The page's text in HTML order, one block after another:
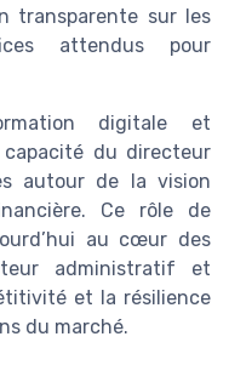
transparente sur les
attendus pour
digitale et
capacité du directeur
autour de la vision
Ce rôle de
au cœur des
administratif et
et la résilience
du marché.